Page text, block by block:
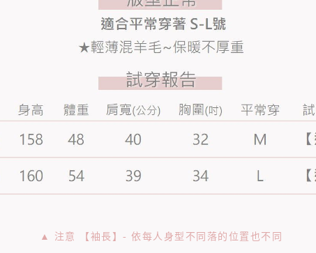
▲ 注意 【袖長】- 依每人身型不同落的位置也不同